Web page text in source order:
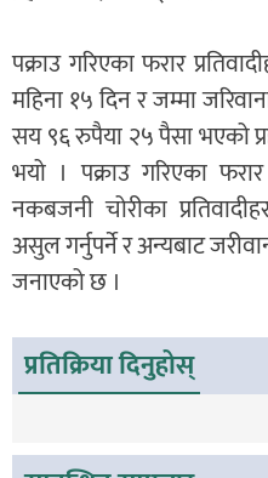
पक्राउ गरिएका फरार
महिना १५ दिन र जम्मा
सय ९६ रुपैया २५ पैसा भएको
भयो । पक्राउ गरिएका
नकबजनी चोरीका
असुल गर्नुपर्ने र अन्यबाट
जनाएको छ ।
प्रतिक्रिया दिनुहोस्